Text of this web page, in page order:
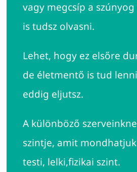
vagy megcsíp a
is tudsz olvasni.
Lehet, hogy ez elsőre
de életmentő is tud
eddig eljutsz.
A különböző
szintje, amit
testi, lelki,fizikai szint.